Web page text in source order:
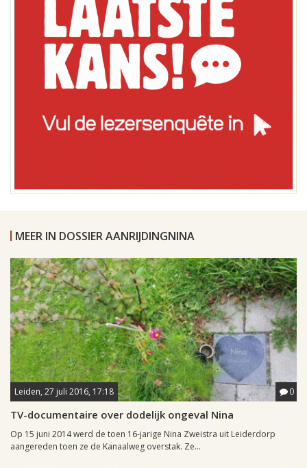
MEER IN DOSSIER AANRIJDINGNINA
Leiden, 27 juli 2016, 17:18 0
TV-documentaire over dodelijk ongeval Nina
Op 15 juni 2014 werd de toen 16-jarige Nina Zweistra uit Leiderdorp
aangereden toen ze de Kanaalweg overstak. Ze...